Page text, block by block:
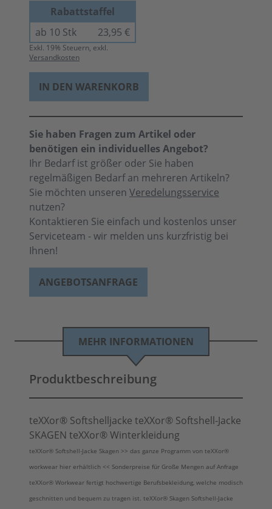
Rabattstaffel
ab 10 Stk
23,95 €
Exkl. 19% Steuern, exkl.
Versandkosten
IN DEN WARENKORB
Sie haben Fragen zum Artikel oder
benötigen ein individuelles Angebot?
Ihr Bedarf ist größer oder Sie haben
regelmäßigen Bedarf an mehreren Artikeln?
Sie möchten unseren Veredelungsservice
nutzen?
Kontaktieren Sie einfach und kostenlos unser
Serviceteam - wir melden uns kurzfristig bei
Ihnen!
ANGEBOTSANFRAGE
MEHR INFORMATIONEN
Produktbeschreibung
teXXor® Softshelljacke teXXor® Softshell-Jacke
SKAGEN teXXor® Winterkleidung
teXXor® Softshell-Jacke Skagen >> das ganze Programm von teXXor®
workwear hier erhältlich << Sonderpreise für Große Mengen auf Anfrage
teXXor® Workwear fertigt hochwertige Berufsbekleidung, welche modisch
geschnitten und bequem zu tragen ist. teXXor® Skagen Softshell-Jacke